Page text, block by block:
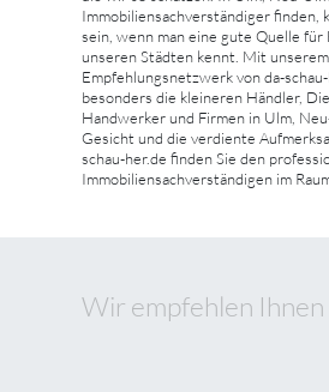
Immobiliensachverständiger finden,
sein, wenn man eine gute Quelle für
unseren Städten kennt. Mit unserem
Empfehlungsnetzwerk von da-
besonders die kleineren Händler,
Handwerker und Firmen in Ulm,
Gesicht und die verdiente
schau-her.de finden Sie den
Immobiliensachverständigen im
Wir empfehlen Ihnen